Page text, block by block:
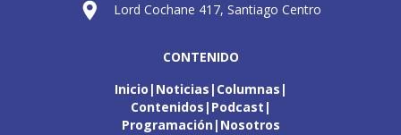
Lord Cochane 417, Santiago Centro
CONTENIDO
Inicio Noticias Columnas
Contenidos Podcast
Programación Nosotros